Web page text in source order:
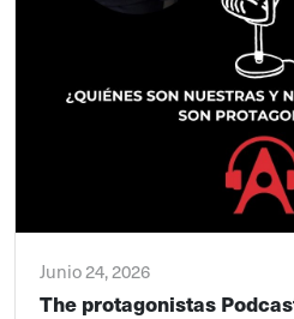
Junio 24, 2026
The protagonistas